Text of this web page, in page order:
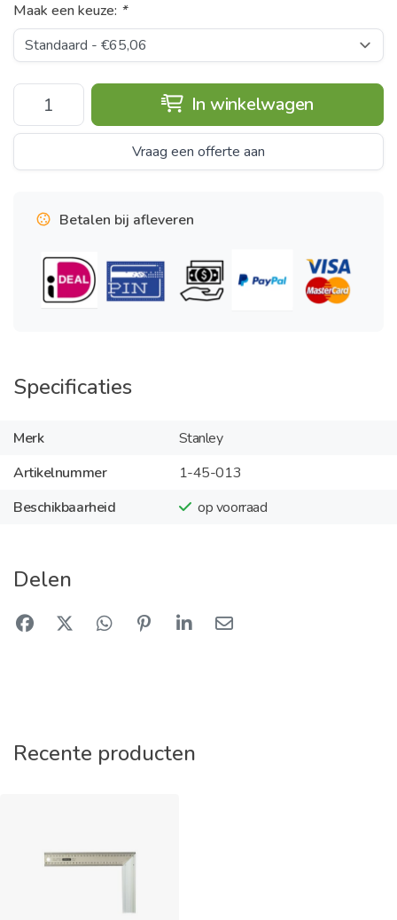
Maak een keuze: *
In winkelwagen
Vraag een offerte aan
Betalen bij afleveren
Specificaties
Merk
Stanley
Artikelnummer
1-45-013
Beschikbaarheid
op voorraad
Delen
Recente producten